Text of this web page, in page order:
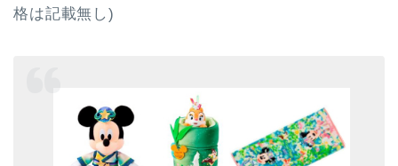
格は記載無し)